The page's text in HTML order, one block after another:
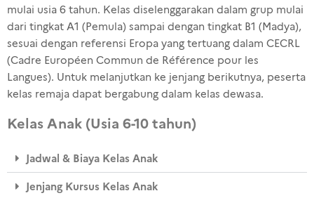
mulai usia 6 tahun. Kelas diselenggarakan dalam grup mulai
dari tingkat A1 (Pemula) sampai dengan tingkat B1 (Madya),
sesuai dengan referensi Eropa yang tertuang dalam CECRL
(Cadre Européen Commun de Référence pour les
Langues). Untuk melanjutkan ke jenjang berikutnya, peserta
kelas remaja dapat bergabung dalam kelas dewasa.
Kelas Anak (Usia 6-10 tahun)
Jadwal & Biaya Kelas Anak
Jenjang Kursus Kelas Anak